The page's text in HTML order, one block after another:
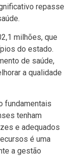
repasse
milhões, que
do estado.
de saúde,
a qualidade
fundamentais
tenham
e adequados
é uma
a gestão